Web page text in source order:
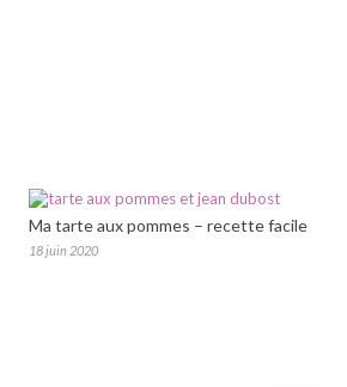
Ma tarte aux pommes – recette facile
18 juin 2020